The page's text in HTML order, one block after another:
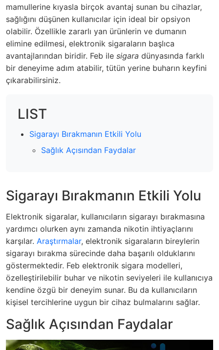
mamullerine kıyasla birçok avantaj sunan bu cihazlar,
sağlığını düşünen kullanıcılar için ideal bir opsiyon
olabilir. Özellikle zararlı yan ürünlerin ve dumanın
elimine edilmesi, elektronik sigaraların başlıca
avantajlarından biridir. Feb ile sigara dünyasında farklı
bir deneyime adım atabilir, tütün yerine buharın keyfini
çıkarabilirsiniz.
LIST
Sigarayı Bırakmanın Etkili Yolu
Sağlık Açısından Faydalar
Sigarayı Bırakmanın Etkili Yolu
Elektronik sigaralar, kullanıcıların sigarayı bırakmasına
yardımcı olurken aynı zamanda nikotin ihtiyaçlarını
karşılar. Araştırmalar, elektronik sigaraların bireylerin
sigarayı bırakma sürecinde daha başarılı olduklarını
göstermektedir. Feb elektronik sigara modelleri,
özelleştirilebilir buhar ve nikotin seviyeleri ile kullanıcıya
kendine özgü bir deneyim sunar. Bu da kullanıcıların
kişisel tercihlerine uygun bir cihaz bulmalarını sağlar.
Sağlık Açısından Faydalar